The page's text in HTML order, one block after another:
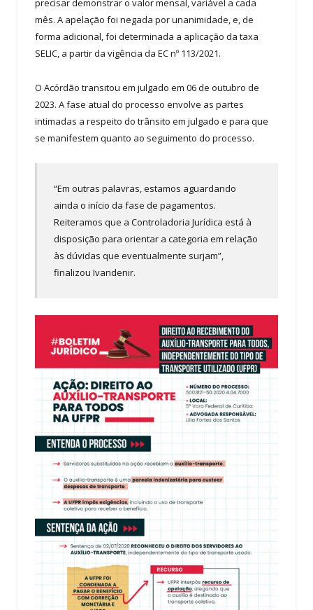
precisar demonstrar o valor mensal, variável a cada
mês. A apelação foi negada por unanimidade, e, de
forma adicional, foi determinada a aplicação da taxa
SELIC, a partir da vigência da EC nº 113/2021.
O Acórdão transitou em julgado em 06 de outubro de
2023. A fase atual do processo envolve as partes
intimadas a respeito do trânsito em julgado e para que
se manifestem quanto ao seguimento do processo.
“Em outras palavras, estamos aguardando
ainda o início da fase de pagamentos.
Reiteramos que a Controladoria Jurídica está à
disposição para orientar a categoria em relação
às dúvidas que eventualmente surjam”,
finalizou Ivandenir.